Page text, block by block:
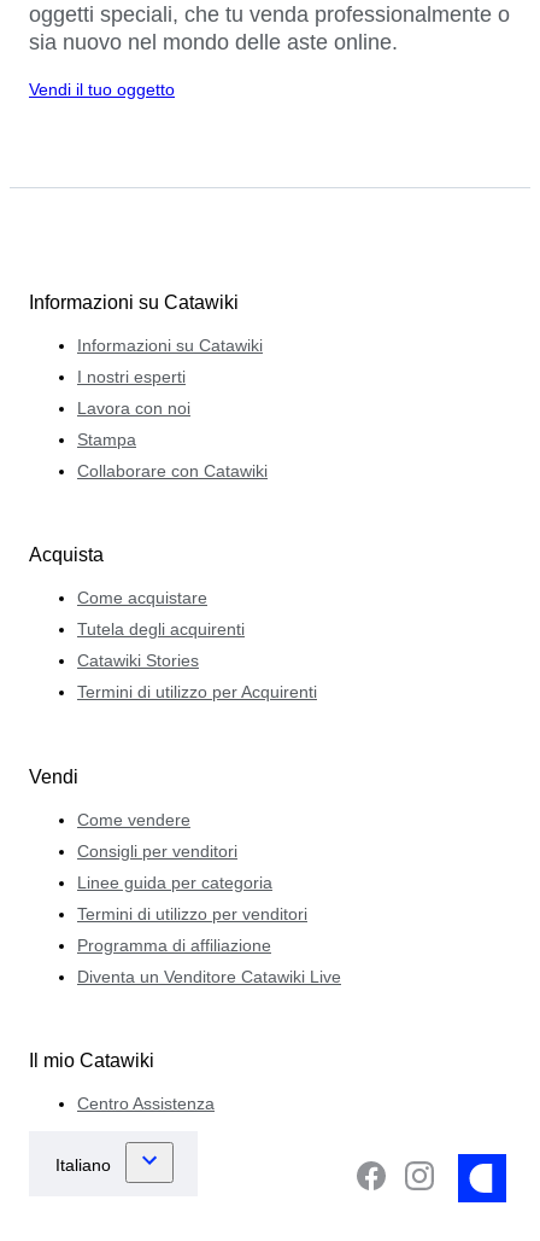
oggetti speciali, che tu venda professionalmente o
sia nuovo nel mondo delle aste online.
Vendi il tuo oggetto
Informazioni su Catawiki
Informazioni su Catawiki
I nostri esperti
Lavora con noi
Stampa
Collaborare con Catawiki
Acquista
Come acquistare
Tutela degli acquirenti
Catawiki Stories
Termini di utilizzo per Acquirenti
Vendi
Come vendere
Consigli per venditori
Linee guida per categoria
Termini di utilizzo per venditori
Programma di affiliazione
Diventa un Venditore Catawiki Live
Il mio Catawiki
Centro Assistenza